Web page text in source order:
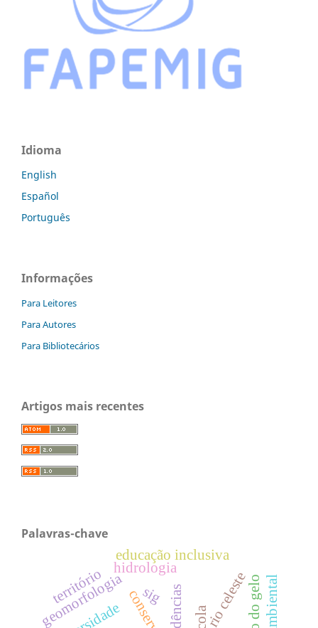
Idioma
English
Español
Português
Informações
Para Leitores
Para Autores
Para Bibliotecários
Artigos mais recentes
Palavras-chave
rio celeste
geomorfologia
hidrologia
território
educação inclusiva
sig